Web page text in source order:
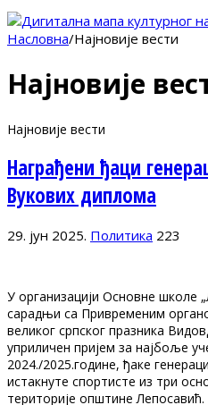
Насловна/Најновије вести
Најновије
Најновије вести
Награђени ђаци
Вукових диплома
29. јун 2025. Политика 223
У организацији Основне школе
сарадњи са Привременим
великог српског празника
уприличен пријем за најбоље
2024./2025.године, ђаке
истакнуте спортисте из три
територије општине Лепосавић.